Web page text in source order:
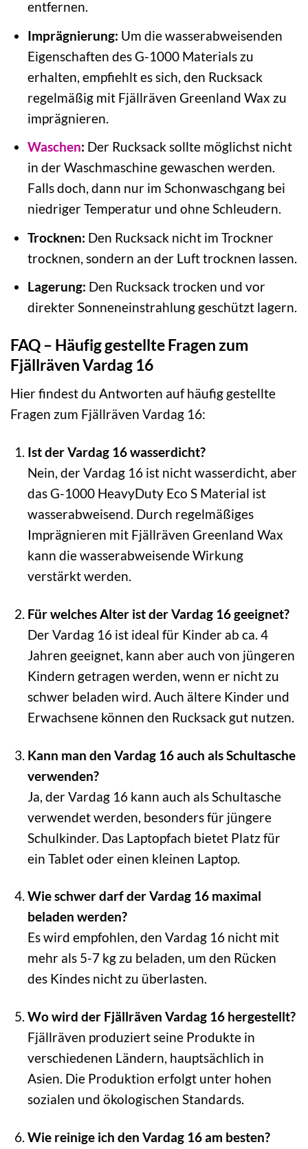
entfernen.
Imprägnierung: Um die wasserabweisenden
Eigenschaften des G-1000 Materials zu
erhalten, empfiehlt es sich, den Rucksack
regelmäßig mit Fjällräven Greenland Wax zu
imprägnieren.
Waschen: Der Rucksack sollte möglichst nicht
in der Waschmaschine gewaschen werden.
Falls doch, dann nur im Schonwaschgang bei
niedriger Temperatur und ohne Schleudern.
Trocknen: Den Rucksack nicht im Trockner
trocknen, sondern an der Luft trocknen lassen.
Lagerung: Den Rucksack trocken und vor
direkter Sonneneinstrahlung geschützt lagern.
FAQ – Häufig gestellte Fragen zum
Fjällräven Vardag 16
Hier findest du Antworten auf häufig gestellte
Fragen zum Fjällräven Vardag 16:
Ist der Vardag 16 wasserdicht?
Nein, der Vardag 16 ist nicht wasserdicht, aber
das G-1000 HeavyDuty Eco S Material ist
wasserabweisend. Durch regelmäßiges
Imprägnieren mit Fjällräven Greenland Wax
kann die wasserabweisende Wirkung
verstärkt werden.
Für welches Alter ist der Vardag 16 geeignet?
Der Vardag 16 ist ideal für Kinder ab ca. 4
Jahren geeignet, kann aber auch von jüngeren
Kindern getragen werden, wenn er nicht zu
schwer beladen wird. Auch ältere Kinder und
Erwachsene können den Rucksack gut nutzen.
Kann man den Vardag 16 auch als Schultasche
verwenden?
Ja, der Vardag 16 kann auch als Schultasche
verwendet werden, besonders für jüngere
Schulkinder. Das Laptopfach bietet Platz für
ein Tablet oder einen kleinen Laptop.
Wie schwer darf der Vardag 16 maximal
beladen werden?
Es wird empfohlen, den Vardag 16 nicht mit
mehr als 5-7 kg zu beladen, um den Rücken
des Kindes nicht zu überlasten.
Wo wird der Fjällräven Vardag 16 hergestellt?
Fjällräven produziert seine Produkte in
verschiedenen Ländern, hauptsächlich in
Asien. Die Produktion erfolgt unter hohen
sozialen und ökologischen Standards.
Wie reinige ich den Vardag 16 am besten?